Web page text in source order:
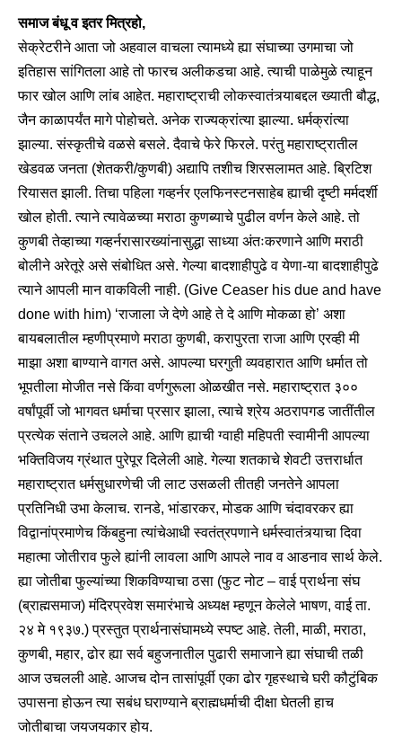
समाज बंधू व इतर मित्रहो,
सेक्रेटरीने आता जो अहवाल वाचला त्यामध्ये ह्या संघाच्या उगमाचा जो
इतिहास सांगितला आहे तो फारच अलीकडचा आहे. त्याची पाळेमुळे त्याहून
फार खोल आणि लांब आहेत. महाराष्ट्राची लोकस्वातंत्र्याबद्दल ख्याती बौद्ध,
जैन काळापर्यंत मागे पोहोचते. अनेक राज्यक्रांत्या झाल्या. धर्मक्रांत्या
झाल्या. संस्कृतीचे वळसे बसले. दैवाचे फेरे फिरले. परंतु महाराष्ट्रातील
खेडवळ जनता (शेतकरी/कुणबी) अद्यापि तशीच शिरसलामत आहे. ब्रिटिश
रियासत झाली. तिचा पहिला गव्हर्नर एलफिनस्टनसाहेब ह्याची दृष्टी मर्मदर्शी
खोल होती. त्याने त्यावेळच्या मराठा कुणब्याचे पुढील वर्णन केले आहे. तो
कुणबी तेव्हाच्या गव्हर्नरासारख्यांनासुद्धा साध्या अंतःकरणाने आणि मराठी
बोलीने अरेतूरे असे संबोधित असे. गेल्या बादशाहीपुढे व येणा-या बादशाहीपुढे
त्याने आपली मान वाकविली नाही. (Give Ceaser his due and have
done with him) ‘राजाला जे देणे आहे ते दे आणि मोकळा हो’ अशा
बायबलातील म्हणीप्रमाणे मराठा कुणबी, करापुरता राजा आणि एरव्ही मी
माझा अशा बाण्याने वागत असे. आपल्या घरगुती व्यवहारात आणि धर्मात तो
भूपतीला मोजीत नसे किंवा वर्णगुरूला ओळखीत नसे. महाराष्ट्रात ३००
वर्षांपूर्वी जो भागवत धर्माचा प्रसार झाला, त्याचे श्रेय अठरापगड जातींतील
प्रत्येक संताने उचलले आहे. आणि ह्याची ग्वाही महिपती स्वामीनी आपल्या
भक्तिविजय ग्रंथात पुरेपूर दिलेली आहे. गेल्या शतकाचे शेवटी उत्तरार्धात
महाराष्ट्रात धर्मसुधारणेची जी लाट उसळली तीतही जनतेने आपला
प्रतिनिधी उभा केलाच. रानडे, भांडारकर, मोडक आणि चंदावरकर ह्या
विद्वानांप्रमाणेच किंबहुना त्यांचेआधी स्वतंत्रपणाने धर्मस्वातंत्र्याचा दिवा
महात्मा जोतीराव फुले ह्यांनी लावला आणि आपले नाव व आडनाव सार्थ केले.
ह्या जोतीबा फुल्यांच्या शिकविण्याचा ठसा (फुट नोट – वाई प्रार्थना संघ
(ब्राह्मसमाज) मंदिरप्रवेश समारंभाचे अध्यक्ष म्हणून केलेले भाषण, वाई ता.
२४ मे १९३७.) प्रस्तुत प्रार्थनासंघामध्ये स्पष्ट आहे. तेली, माळी, मराठा,
कुणबी, महार, ढोर ह्या सर्व बहुजनातील पुढारी समाजाने ह्या संघाची तळी
आज उचलली आहे. आजच दोन तासांपूर्वी एका ढोर गृहस्थाचे घरी कौटुंबिक
उपासना होऊन त्या सबंध घराण्याने ब्राह्मधर्माची दीक्षा घेतली हाच
जोतीबाचा जयजयकार होय.